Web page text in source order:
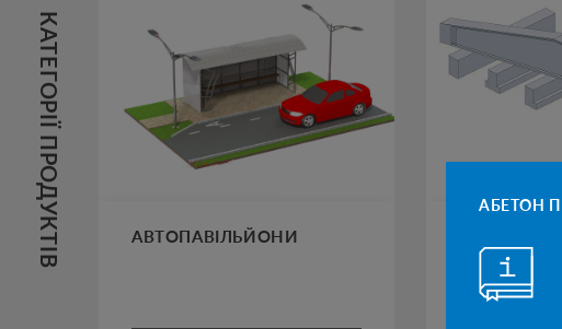
АБЕТОН
КАТЕГОРІЇ ПРОДУКТІВ АВТОПАВІЛЬЙОНИ